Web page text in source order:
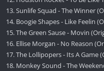
13. Sunlife Squad - The Winner
14. Boogie Shapes - Like Feelin
15. The Green Sause - Movin
16. Ellise Morgan - No Reason
17. The Lollipopers - Its A Game
18. Monkey Sound - The